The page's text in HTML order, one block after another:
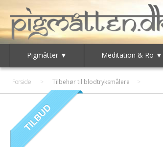
Pigmåtter ▼ Meditation & Ro ▼
Forside > Tilbehør til blodtryksmålere